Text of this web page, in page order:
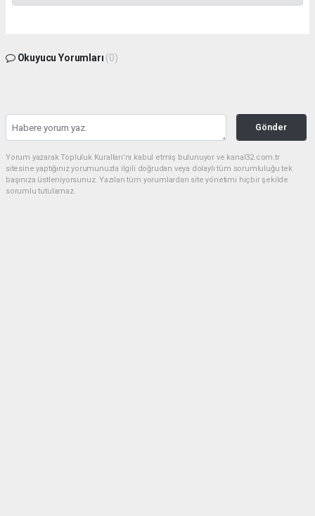
Okuyucu Yorumları (0)
Gönder
Yorum yazarak Topluluk Kuralları’nı kabul etmiş bulunuyor ve kanal32.com.tr
sitesine yaptığınız yorumunuzla ilgili doğrudan veya dolaylı tüm sorumluluğu tek
başınıza üstleniyorsunuz. Yazılan tüm yorumlardan site yönetimi hiçbir şekilde
sorumlu tutulamaz.